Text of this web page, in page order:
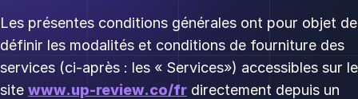
Les présentes conditions générales ont pour objet de
définir les modalités et conditions de fourniture des
services (ci-après : les « Services») accessibles sur le
site www.up-review.co/fr directement depuis un